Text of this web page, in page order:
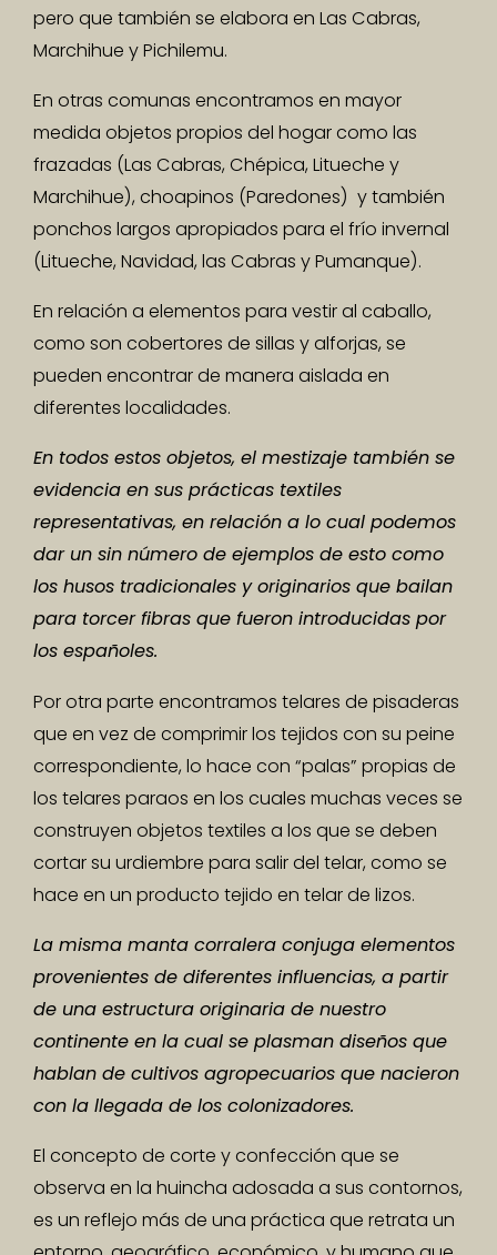
pero que también se elabora en Las Cabras,
Marchihue y Pichilemu.
En otras comunas encontramos en mayor
medida objetos propios del hogar como las
frazadas (Las Cabras, Chépica, Litueche y
Marchihue), choapinos (Paredones) y también
ponchos largos apropiados para el frío invernal
(Litueche, Navidad, las Cabras y Pumanque).
En relación a elementos para vestir al caballo,
como son cobertores de sillas y alforjas, se
pueden encontrar de manera aislada en
diferentes localidades.
En todos estos objetos, el mestizaje también se
evidencia en sus prácticas textiles
representativas, en relación a lo cual podemos
dar un sin número de ejemplos de esto como
los husos tradicionales y originarios que bailan
para torcer fibras que fueron introducidas por
los españoles.
Por otra parte encontramos telares de pisaderas
que en vez de comprimir los tejidos con su peine
correspondiente, lo hace con “palas” propias de
los telares paraos en los cuales muchas veces se
construyen objetos textiles a los que se deben
cortar su urdiembre para salir del telar, como se
hace en un producto tejido en telar de lizos.
La misma manta corralera conjuga elementos
provenientes de diferentes influencias, a partir
de una estructura originaria de nuestro
continente en la cual se plasman diseños que
hablan de cultivos agropecuarios que nacieron
con la llegada de los colonizadores.
El concepto de corte y confección que se
observa en la huincha adosada a sus contornos,
es un reflejo más de una práctica que retrata un